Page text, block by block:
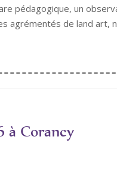
pédagogique, un
agrémentés de land art,
à Corancy